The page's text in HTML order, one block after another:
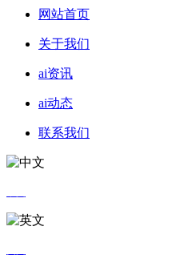
网站首页
关于我们
ai资讯
ai动态
联系我们